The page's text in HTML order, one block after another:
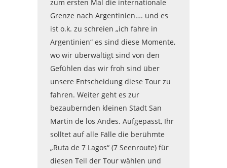
zum ersten Mal die internationale
Grenze nach Argentinien…. und es
ist o.k. zu schreien „ich fahre in
Argentinien“ es sind diese Momente,
wo wir überwältigt sind von den
Gefühlen das wir froh sind über
unsere Entscheidung diese Tour zu
fahren. Weiter geht es zur
bezaubernden kleinen Stadt San
Martin de los Andes. Aufgepasst, Ihr
solltet auf alle Fälle die berühmte
„Ruta de 7 Lagos“ (7 Seenroute) für
diesen Teil der Tour wählen und